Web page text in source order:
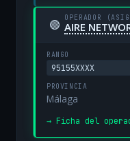
🟢 OPERADOR
RANGO
95155XXXX
PROVINCIA
Málaga
→ Ficha del